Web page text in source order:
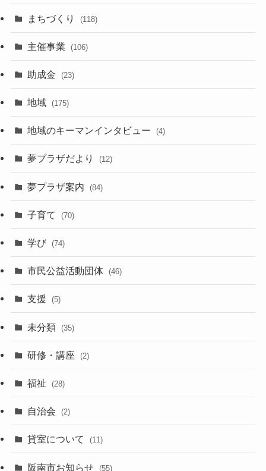
まちづくり (118)
主催事業 (106)
助成金 (23)
地域 (175)
地域のキーマンインタビュー (4)
夢プラザだより (12)
夢プラザ案内 (84)
子育て (70)
学び (74)
市民公益活動団体 (46)
支援 (5)
未分類 (35)
研修・講座 (2)
福祉 (28)
自治会 (2)
貸室について (11)
阪南市お知らせ (55)